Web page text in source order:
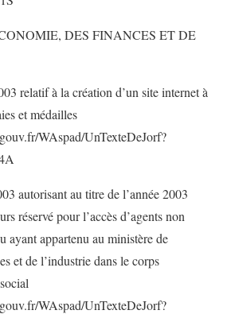
DES FINANCES ET DE
relatif à la création d’un site internet à
et médailles
WAspad/UnTexteDeJorf?
autorisant au titre de l’année 2003
réservé pour l’accès d’agents non
ayant appartenu au ministère de
et de l’industrie dans le corps
WAspad/UnTexteDeJorf?